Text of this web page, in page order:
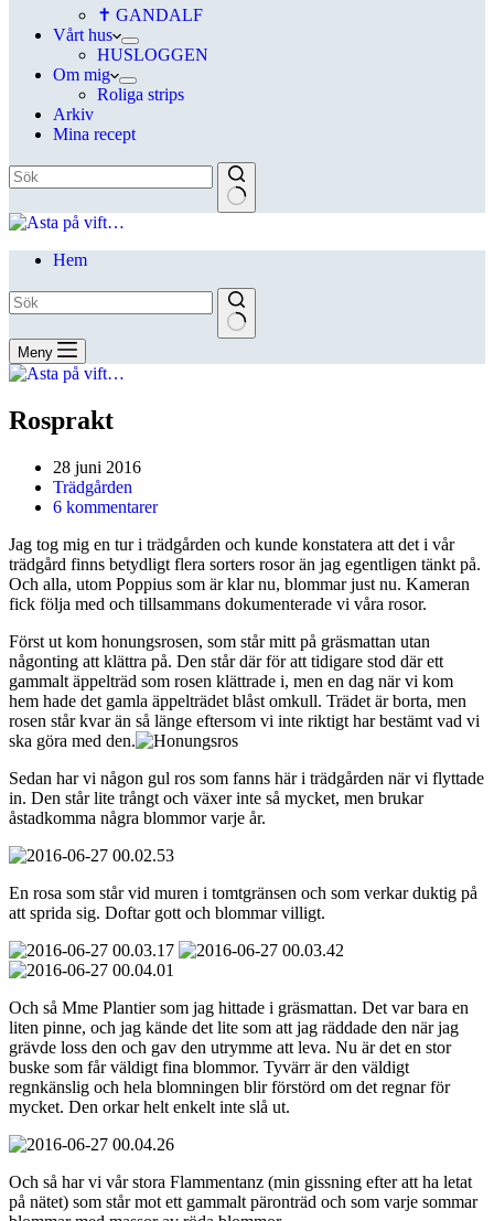
✝ GANDALF
Vårt hus
HUSLOGGEN
Om mig
Roliga strips
Arkiv
Mina recept
Hem
Meny
Rosprakt
28 juni 2016
Trädgården
6 kommentarer
Jag tog mig en tur i trädgården och kunde konstatera att det i vår
trädgård finns betydligt flera sorters rosor än jag egentligen tänkt på.
Och alla, utom Poppius som är klar nu, blommar just nu. Kameran
fick följa med och tillsammans dokumenterade vi våra rosor.
Först ut kom honungsrosen, som står mitt på gräsmattan utan
någonting att klättra på. Den står där för att tidigare stod där ett
gammalt äppelträd som rosen klättrade i, men en dag när vi kom
hem hade det gamla äppelträdet blåst omkull. Trädet är borta, men
rosen står kvar än så länge eftersom vi inte riktigt har bestämt vad vi
ska göra med den.
Sedan har vi någon gul ros som fanns här i trädgården när vi flyttade
in. Den står lite trångt och växer inte så mycket, men brukar
åstadkomma några blommor varje år.
En rosa som står vid muren i tomtgränsen och som verkar duktig på
att sprida sig. Doftar gott och blommar villigt.
Och så Mme Plantier som jag hittade i gräsmattan. Det var bara en
liten pinne, och jag kände det lite som att jag räddade den när jag
grävde loss den och gav den utrymme att leva. Nu är det en stor
buske som får väldigt fina blommor. Tyvärr är den väldigt
regnkänslig och hela blomningen blir förstörd om det regnar för
mycket. Den orkar helt enkelt inte slå ut.
Och så har vi vår stora Flammentanz (min gissning efter att ha letat
på nätet) som står mot ett gammalt päronträd och som varje sommar